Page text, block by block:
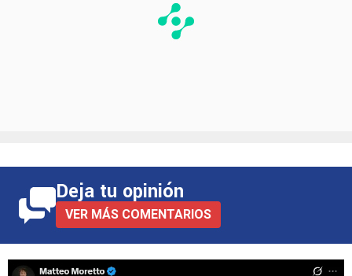
Deja tu opinión
VER MÁS COMENTARIOS